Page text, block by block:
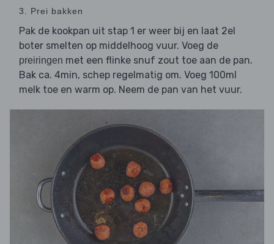
3. Prei bakken
Pak de kookpan uit stap 1 er weer bij en laat 2el
boter smelten op middelhoog vuur. Voeg de
preiringen met een flinke snuf zout toe aan de pan.
Bak ca. 4min, schep regelmatig om. Voeg 100ml
melk toe en warm op. Neem de pan van het vuur.